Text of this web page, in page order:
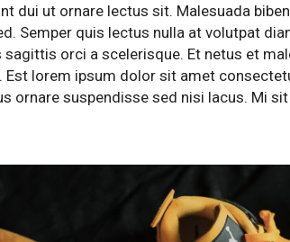
dui ut ornare lectus sit. Malesuada
Semper quis lectus nulla at volutpat
sagittis orci a scelerisque. Et netus et
Est lorem ipsum dolor sit amet
ornare suspendisse sed nisi lacus. Mi